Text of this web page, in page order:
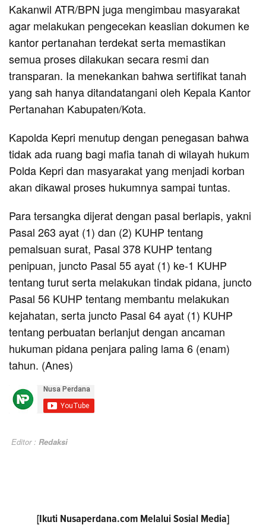
Kakanwil ATR/BPN juga mengimbau masyarakat
agar melakukan pengecekan keaslian dokumen ke
kantor pertanahan terdekat serta memastikan
semua proses dilakukan secara resmi dan
transparan. Ia menekankan bahwa sertifikat tanah
yang sah hanya ditandatangani oleh Kepala Kantor
Pertanahan Kabupaten/Kota.
Kapolda Kepri menutup dengan penegasan bahwa
tidak ada ruang bagi mafia tanah di wilayah hukum
Polda Kepri dan masyarakat yang menjadi korban
akan dikawal proses hukumnya sampai tuntas.
Para tersangka dijerat dengan pasal berlapis, yakni
Pasal 263 ayat (1) dan (2) KUHP tentang
pemalsuan surat, Pasal 378 KUHP tentang
penipuan, juncto Pasal 55 ayat (1) ke-1 KUHP
tentang turut serta melakukan tindak pidana, juncto
Pasal 56 KUHP tentang membantu melakukan
kejahatan, serta juncto Pasal 64 ayat (1) KUHP
tentang perbuatan berlanjut dengan ancaman
hukuman pidana penjara paling lama 6 (enam)
tahun. (Anes)
Editor : Redaksi
[Ikuti Nusaperdana.com Melalui Sosial Media]